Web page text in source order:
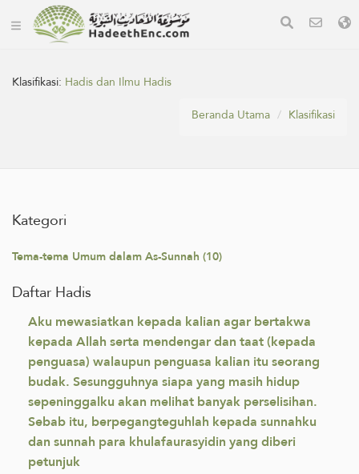
Klasifikasi: Hadis dan Ilmu Hadis
Beranda Utama
Klasifikasi
Kategori
Tema-tema Umum dalam As-Sunnah (10)
Daftar Hadis
Aku mewasiatkan kepada kalian agar bertakwa
kepada Allah serta mendengar dan taat (kepada
penguasa) walaupun penguasa kalian itu seorang
budak. Sesungguhnya siapa yang masih hidup
sepeninggalku akan melihat banyak perselisihan.
Sebab itu, berpegangteguhlah kepada sunnahku
dan sunnah para khulafaurasyidin yang diberi
petunjuk